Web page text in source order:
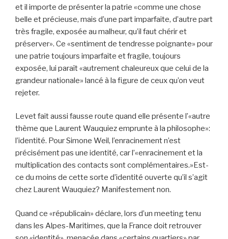
et il importe de présenter la patrie «comme une chose
belle et précieuse, mais d’une part imparfaite, d’autre part
très fragile, exposée au malheur, qu’il faut chérir et
préserver». Ce «sentiment de tendresse poignante» pour
une patrie toujours imparfaite et fragile, toujours
exposée, lui paraît «autrement chaleureux que celui de la
grandeur nationale» lancé à la figure de ceux qu’on veut
rejeter.
Levet fait aussi fausse route quand elle présente l’«autre
thème que Laurent Wauquiez emprunte à la philosophe»:
l’identité. Pour Simone Weil, l’enracinement n’est
précisément pas une identité, car l’«enracinement et la
multiplication des contacts sont complémentaires.»Est-
ce du moins de cette sorte d’identité ouverte qu’il s’agit
chez Laurent Wauquiez? Manifestement non.
Quand ce «républicain» déclare, lors d’un meeting tenu
dans les Alpes-Maritimes, que la France doit retrouver